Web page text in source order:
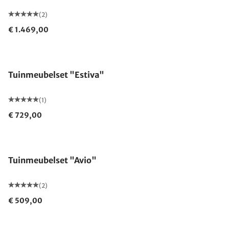
(2)
€ 1.469,00
Tuinmeubelset "Estiva"
(1)
€ 729,00
Tuinmeubelset "Avio"
(2)
€ 509,00